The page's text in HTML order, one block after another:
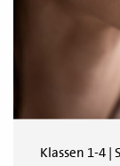
Klassen 1-4